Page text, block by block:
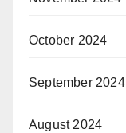
October 2024
September 2024
August 2024